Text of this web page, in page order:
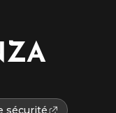
sécurité